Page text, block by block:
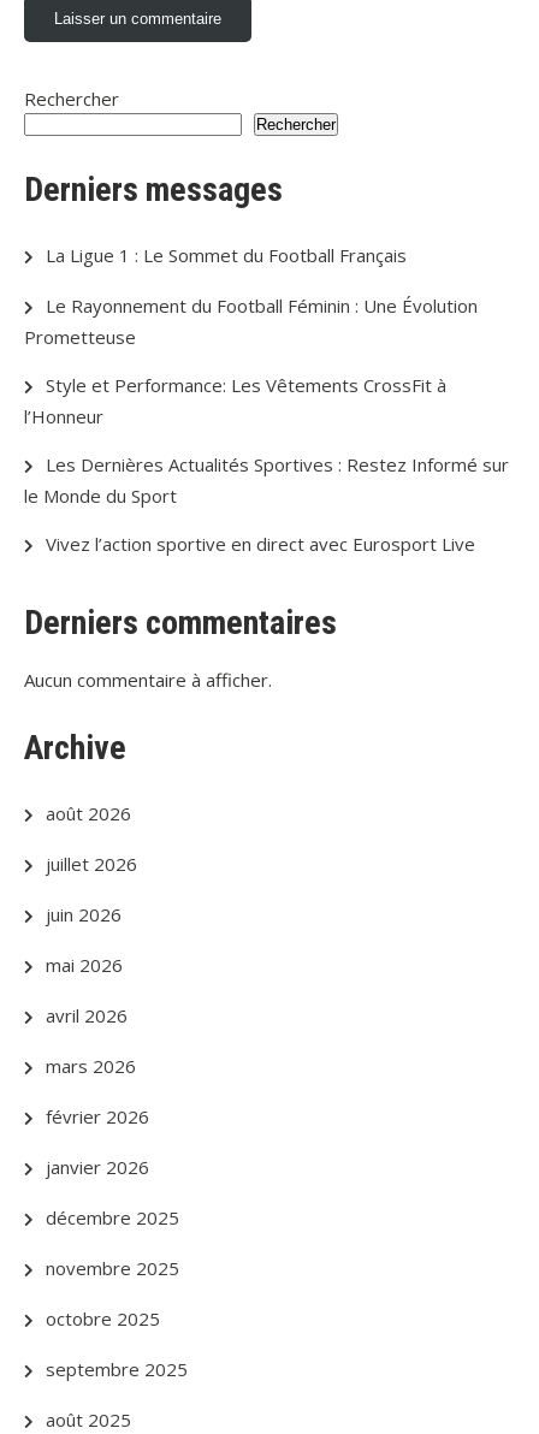
Rechercher
Rechercher
Derniers messages
La Ligue 1 : Le Sommet du Football Français
Le Rayonnement du Football Féminin : Une Évolution
Prometteuse
Style et Performance: Les Vêtements CrossFit à
l’Honneur
Les Dernières Actualités Sportives : Restez Informé sur
le Monde du Sport
Vivez l’action sportive en direct avec Eurosport Live
Derniers commentaires
Aucun commentaire à afficher.
Archive
août 2026
juillet 2026
juin 2026
mai 2026
avril 2026
mars 2026
février 2026
janvier 2026
décembre 2025
novembre 2025
octobre 2025
septembre 2025
août 2025